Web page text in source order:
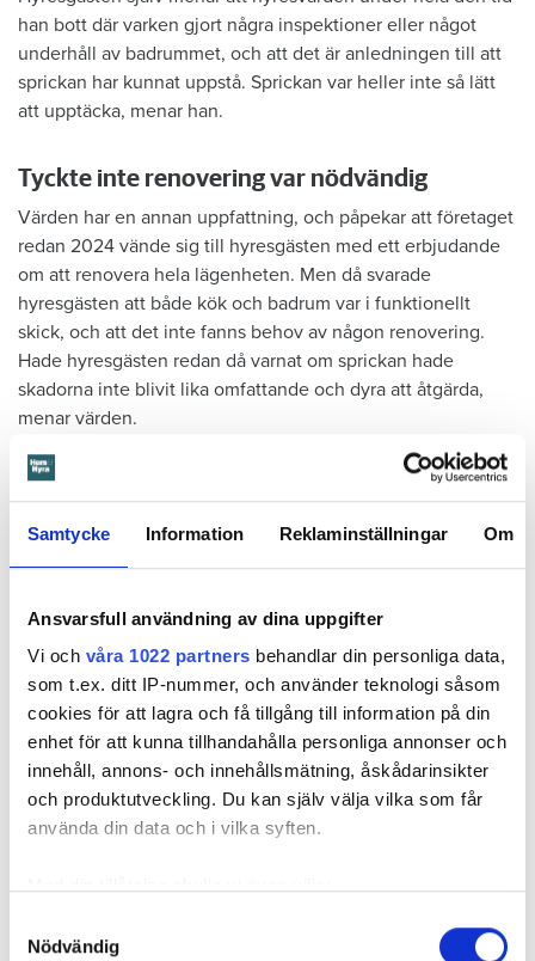
Samtycke Information Reklaminställningar Om
Ansvarsfull användning av dina uppgifter
Vi och våra 1022 partners behandlar din personliga data,
som t.ex. ditt IP-nummer, och använder teknologi såsom
cookies för att lagra och få tillgång till information på din
enhet för att kunna tillhandahålla personliga annonser och
innehåll, annons- och innehållsmätning, åskådarinsikter
och produktutveckling. Du kan själv välja vilka som får
använda din data och i vilka syften.
som kan ha en noggrannhet på upp till flera meter
Nödvändig
han bott där varken gjort några inspektioner eller något
underhåll av badrummet, och att det är anledningen till att
sprickan har kunnat uppstå. Sprickan var heller inte så lätt
att upptäcka, menar han.
Tyckte inte renovering var nödvändig
Värden har en annan uppfattning, och påpekar att företaget
redan 2024 vände sig till hyresgästen med ett erbjudande
om att renovera hela lägenheten. Men då svarade
hyresgästen att både kök och badrum var i funktionellt
skick, och att det inte fanns behov av någon renovering.
Hade hyresgästen redan då varnat om sprickan hade
skadorna inte blivit lika omfattande och dyra att åtgärda,
menar värden.
Hyresnämnden
gick på värdens linje och beslutade att
Hyresgästen borde med tanke på att sprickan var så stor
som den var och satt där den satt ha insett att den kunde
Får mer tid på sig att flytta
Beslutet överklagades tillSvea hovrättsom nu har kommit
med ett beslut. Den enda ändringen är att hyresgästen får
längre tid på sig att flytta – något som hyresvärden inför
domen sagt sig villig att gå med på. Innan 2 november i år
ska hyresgästen ha flyttat ut.
Så undviker du mögel – fyra riskplatser i lägenheten: ”Måste städa bort”